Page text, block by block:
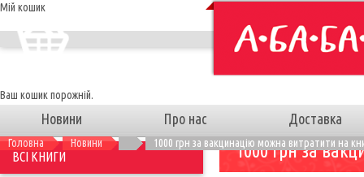
Мій кошик
Ваш кошик порожній.
Новини Про нас Доставка
Головна Новини 1000 грн за вакцинацію можна витратити на
1000 грн за
ВСІ КНИГИ